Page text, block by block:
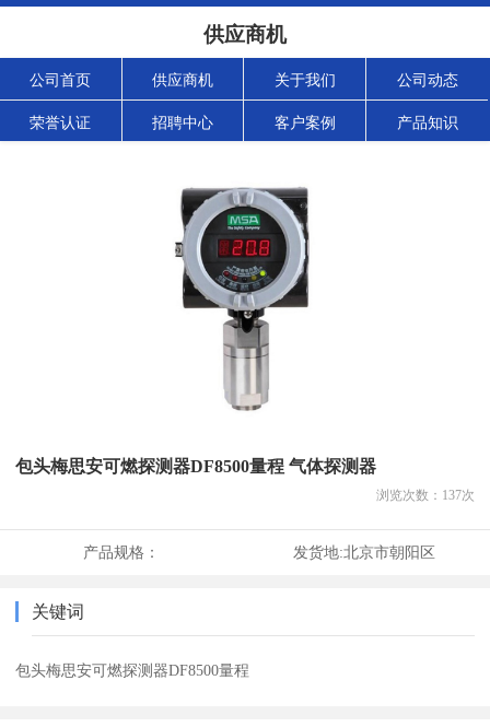
供应商机
公司首页 供应商机 关于我们 公司动态
荣誉认证 招聘中心 客户案例 产品知识
包头梅思安可燃探测器DF8500量程 气体探测器
浏览次数： 137次
产品规格： 发货地:北京市朝阳区
关键词
包头梅思安可燃探测器DF8500量程